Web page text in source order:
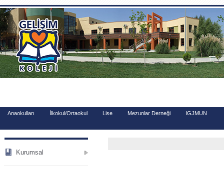
.
Anaokulları İlkokul/Ortaokul Lise Mezunlar Derneği IGJMUN
Kurumsal